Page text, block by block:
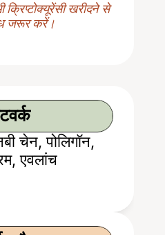
क्रिप्टोक्यूरेंसी खरीदने से
जरूर करें।
चेन, पोलिगॉन,
एवलांच